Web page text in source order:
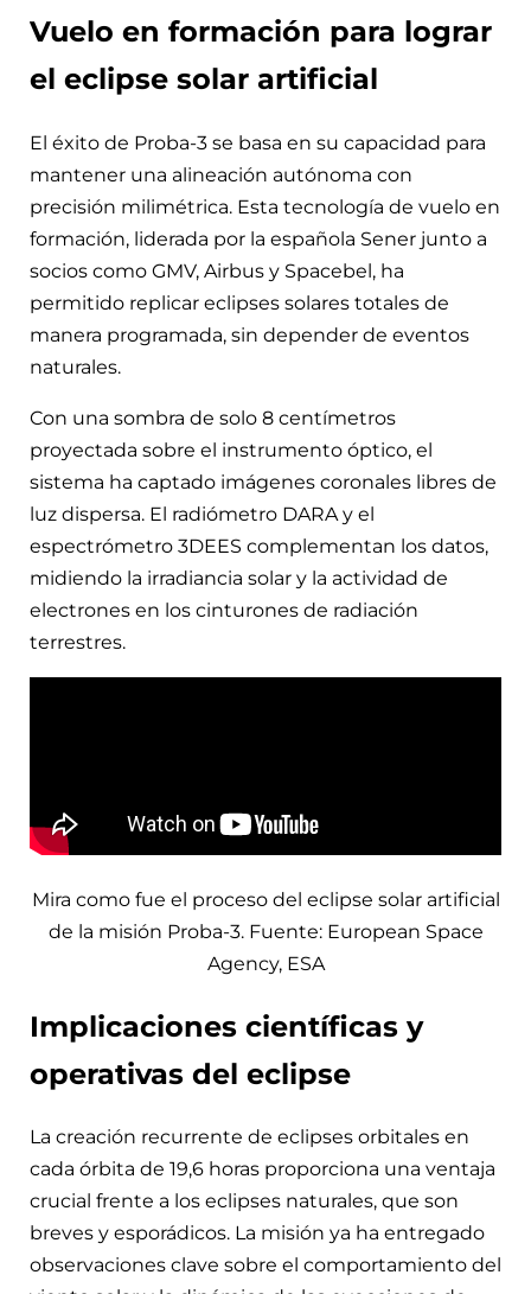
Vuelo en formación para lograr
el eclipse solar artificial
El éxito de Proba-3 se basa en su capacidad para
mantener una alineación autónoma con
precisión milimétrica. Esta tecnología de vuelo en
formación, liderada por la española Sener junto a
socios como GMV, Airbus y Spacebel, ha
permitido replicar eclipses solares totales de
manera programada, sin depender de eventos
naturales.
Con una sombra de solo 8 centímetros
proyectada sobre el instrumento óptico, el
sistema ha captado imágenes coronales libres de
luz dispersa. El radiómetro DARA y el
espectrómetro 3DEES complementan los datos,
midiendo la irradiancia solar y la actividad de
electrones en los cinturones de radiación
terrestres.
Mira como fue el proceso del eclipse solar artificial
de la misión Proba-3. Fuente: European Space
Agency, ESA
Implicaciones científicas y
operativas del eclipse
La creación recurrente de eclipses orbitales en
cada órbita de 19,6 horas proporciona una ventaja
crucial frente a los eclipses naturales, que son
breves y esporádicos. La misión ya ha entregado
observaciones clave sobre el comportamiento del